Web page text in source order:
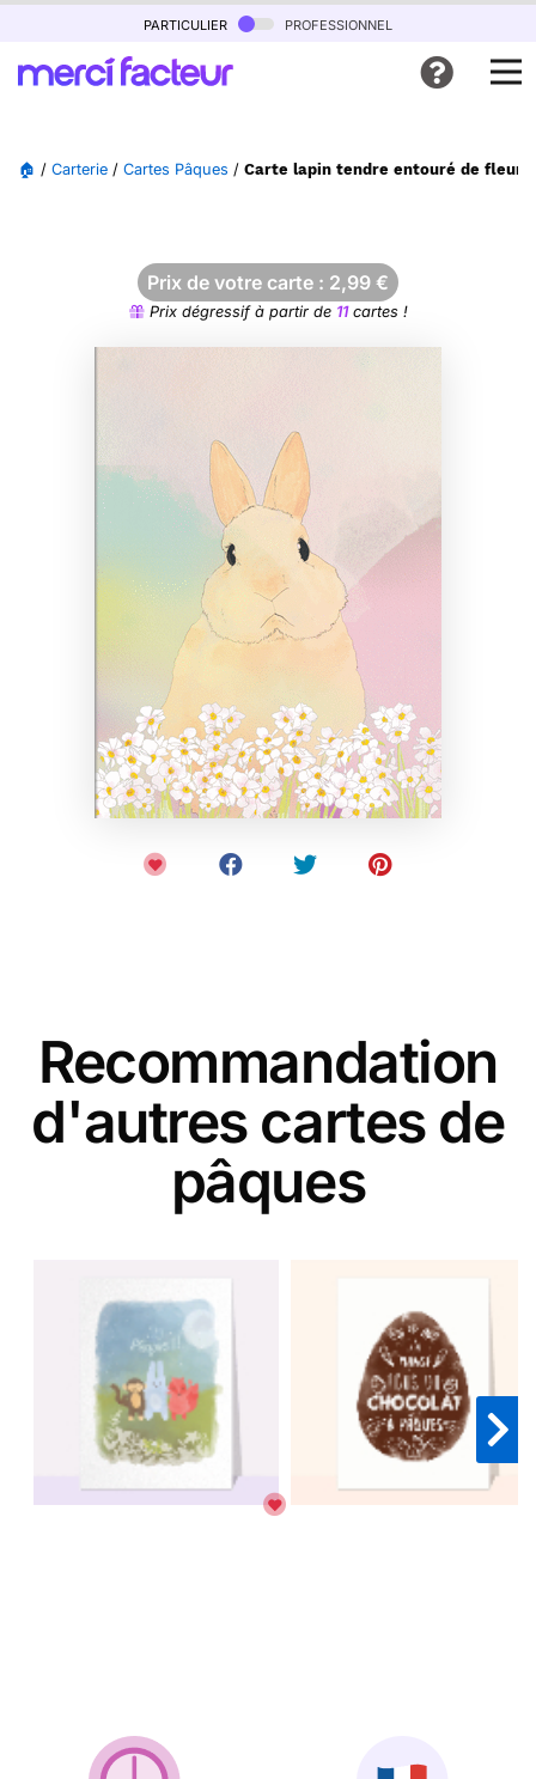
particulier professionnel
🏠 / Carterie / Cartes Pâques / Carte lapin tendre entouré de fleurs
Prix de votre carte : 2,99 €
Prix dégressif à partir de 11cartes !
Recommandation
d'autres cartes de
pâques